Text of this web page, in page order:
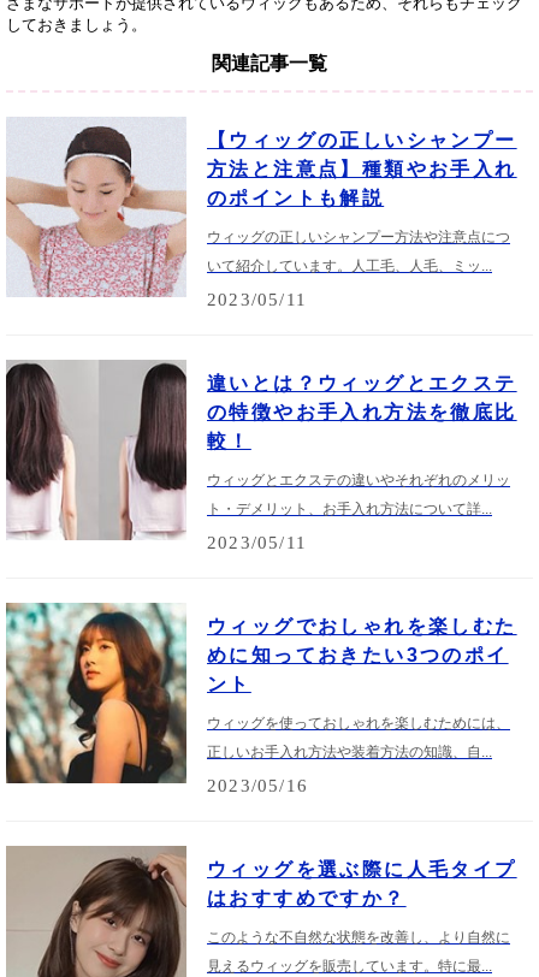
しておきましょう。
関連記事一覧
【ウィッグの正しいシャンプー
方法と注意点】種類やお手入れ
のポイントも解説
ウィッグの正しいシャンプー方法や注意点につ
いて紹介しています。人工毛、人毛、ミッ...
2023/05/11
違いとは？ウィッグとエクステ
の特徴やお手入れ方法を徹底比
較！
ウィッグとエクステの違いやそれぞれのメリッ
ト・デメリット、お手入れ方法について詳...
2023/05/11
ウィッグでおしゃれを楽しむた
めに知っておきたい3つのポイ
ント
ウィッグを使っておしゃれを楽しむためには、
正しいお手入れ方法や装着方法の知識、自...
2023/05/16
ウィッグを選ぶ際に人毛タイプ
はおすすめですか？
このような不自然な状態を改善し、より自然に
見えるウィッグを販売しています。特に最...